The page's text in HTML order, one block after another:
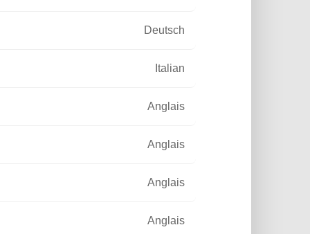
Deutsch
Italian
Anglais
Anglais
Anglais
Anglais